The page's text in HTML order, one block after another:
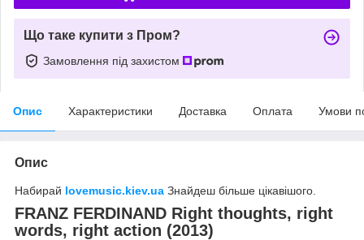
Що таке купити з Пром?
Замовлення під захистом
Опис Характеристики Доставка Оплата Умови
Опис
Набирай lovemusic.kiev.ua Знайдеш більше цікавішого.
FRANZ FERDINAND Right thoughts, right
words, right action (2013)